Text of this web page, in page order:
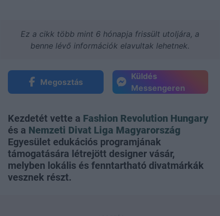
Ez a cikk több mint 6 hónapja frissült utoljára, a
benne lévő információk elavultak lehetnek.
Megosztás
Küldés
Messengeren
Kezdetét vette a Fashion Revolution Hungary
és a Nemzeti Divat Liga Magyarország
Egyesület edukációs programjának
támogatására létrejött designer vásár,
melyben lokális és fenntartható divatmárkák
vesznek részt.